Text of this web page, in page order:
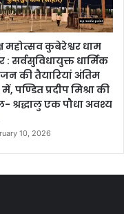
महोत्सव कुबेरेश्वर धाम
: सर्वसुविधायुक्त धार्मिक
की तैयारियां अंतिम
पण्डित प्रदीप मिश्रा की
श्रद्धालु एक पौधा अवश्य
10, 2026